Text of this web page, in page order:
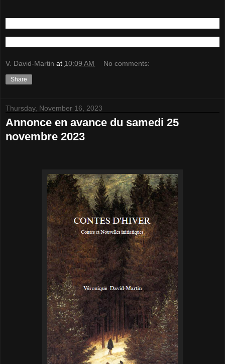
V. David-Martin at 10:09 AM No comments:
Share
Thursday, November 16, 2023
Annonce en avance du samedi 25
novembre 2023